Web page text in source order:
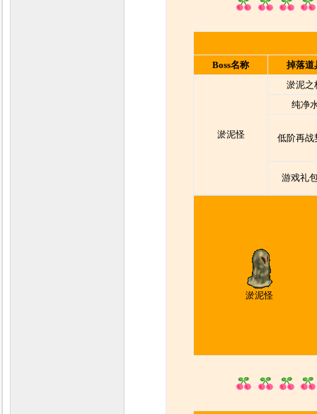
Boss名称 掉落道
淤泥怪
淤泥之
纯净
低阶再战
游戏礼
淤泥怪